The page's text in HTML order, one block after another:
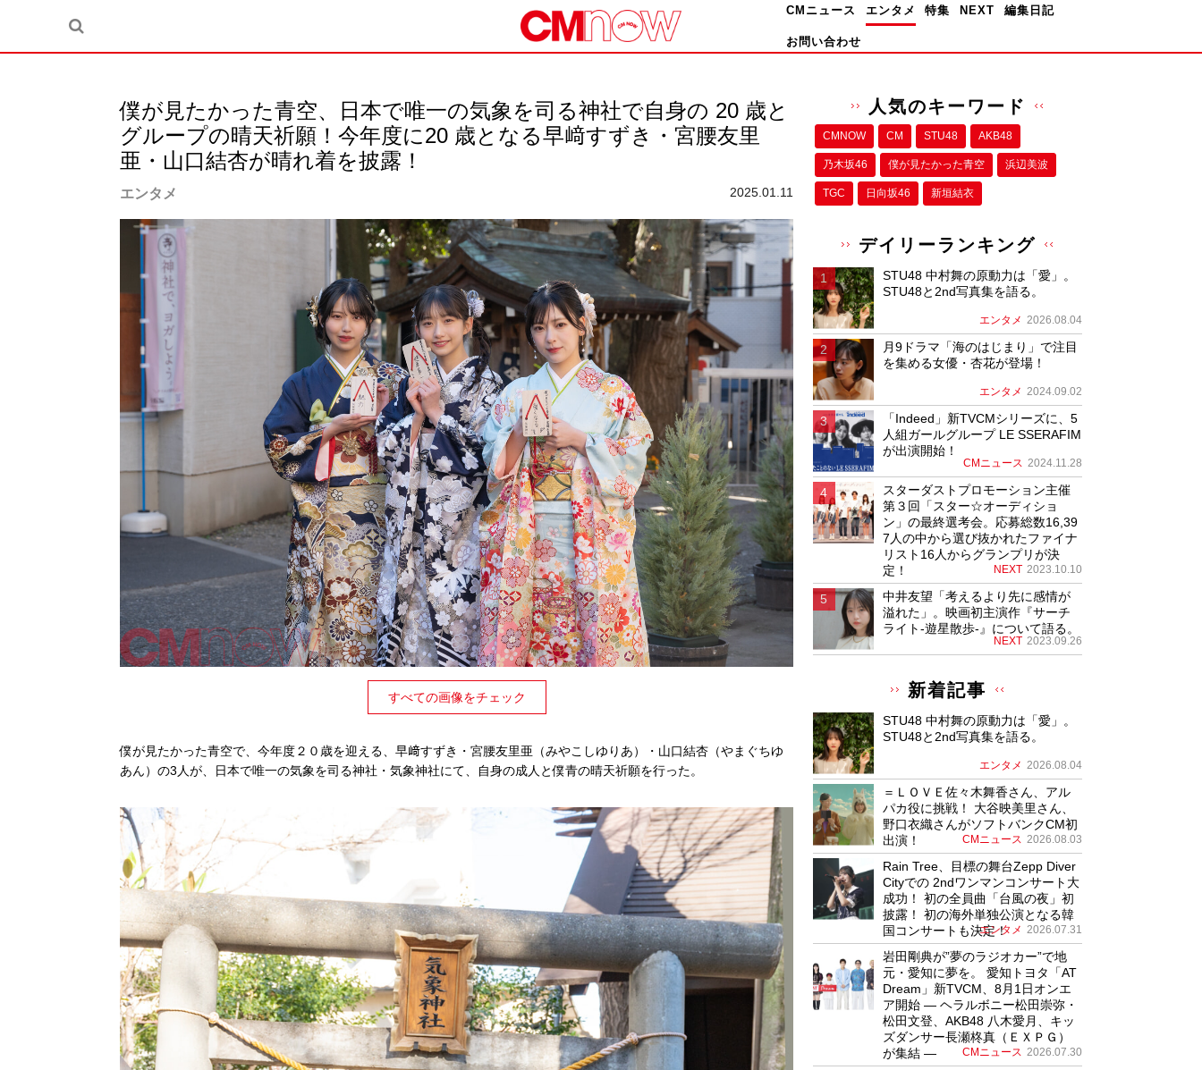
CMニュース エンタメ 特集 NEXT 編集日記
お問い合わせ
僕が見たかった青空、日本で唯一の気象を司る神社で自身の 20 歳と
グループの晴天祈願！今年度に20 歳となる早﨑すずき・宮腰友里
亜・山口結杏が晴れ着を披露！
エンタメ 2025.01.11
すべての画像をチェック
僕が見たかった青空で、今年度２０歳を迎える、早﨑すずき・宮腰友里亜（みやこしゆりあ）・山口結杏（やまぐちゆ
あん）の3人が、日本で唯一の気象を司る神社・気象神社にて、自身の成人と僕青の晴天祈願を行った。
人気のキーワード
CMNOW CM STU48 AKB48
乃木坂46 僕が⾒たかった⻘空 浜辺美波
TGC 日向坂46 新垣結衣
デイリーランキング
STU48 中村舞の原動力は「愛」。
STU48と2nd写真集を語る。
エンタメ 2026.08.04
月9ドラマ「海のはじまり」で注目
を集める女優・杏花が登場！
エンタメ 2024.09.02
「Indeed」新TVCMシリーズに、5
人組ガールグループ LE SSERAFIM
が出演開始！
CMニュース 2024.11.28
スターダストプロモーション主催
第３回「スター☆オーディショ
ン」の最終選考会。応募総数16,39
7人の中から選び抜かれたファイナ
リスト16人からグランプリが決
定！
NEXT 2023.10.10
中井友望「考えるより先に感情が
溢れた」。映画初主演作『サーチ
ライト-遊星散歩-』について語る。
NEXT 2023.09.26
新着記事
STU48 中村舞の原動力は「愛」。
STU48と2nd写真集を語る。
エンタメ 2026.08.04
＝ＬＯＶＥ佐々木舞香さん、アル
パカ役に挑戦！ 大谷映美里さん、
野口衣織さんがソフトバンクCM初
出演！
CMニュース 2026.08.03
Rain Tree、目標の舞台Zepp Diver
Cityでの 2ndワンマンコンサート大
成功！ 初の全員曲「台風の夜」初
披露！ 初の海外単独公演となる韓
国コンサートも決定！
エンタメ 2026.07.31
岩田剛典が”夢のラジオカー”で地
元・愛知に夢を。 愛知トヨタ「AT
Dream」新TVCM、8月1日オンエ
ア開始 ― ヘラルボニー松田崇弥・
松田文登、AKB48 八木愛月、キッ
ズダンサー長瀬柊真（ＥＸＰＧ）
が集結 ―
CMニュース 2026.07.30